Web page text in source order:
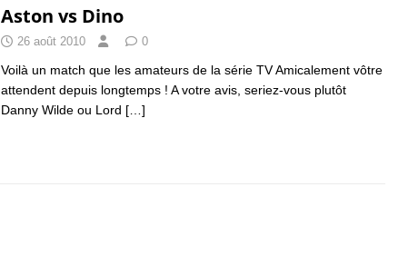
Aston vs Dino
26 août 2010 0
Voilà un match que les amateurs de la série TV Amicalement vôtre
attendent depuis longtemps ! A votre avis, seriez-vous plutôt
Danny Wilde ou Lord […]